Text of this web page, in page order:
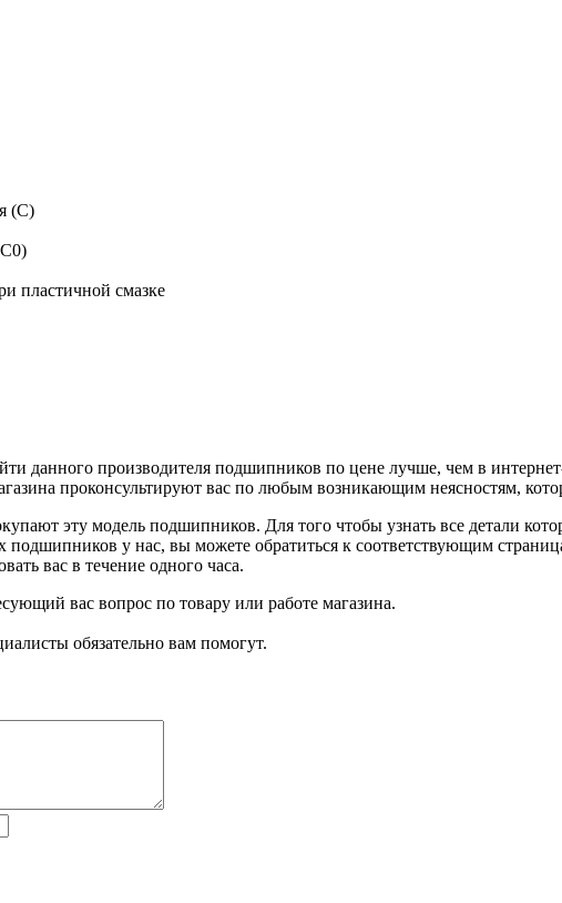
(C)
пластичной смазке
данного производителя подшипников по цене лучше, чем в
проконсультируют вас по любым возникающим неясностям,
эту модель подшипников. Для того чтобы узнать все детали
подшипников у нас, вы можете обратиться к соответствующим
вас в течение одного часа.
вас вопрос по товару или работе магазина.
обязательно вам помогут.